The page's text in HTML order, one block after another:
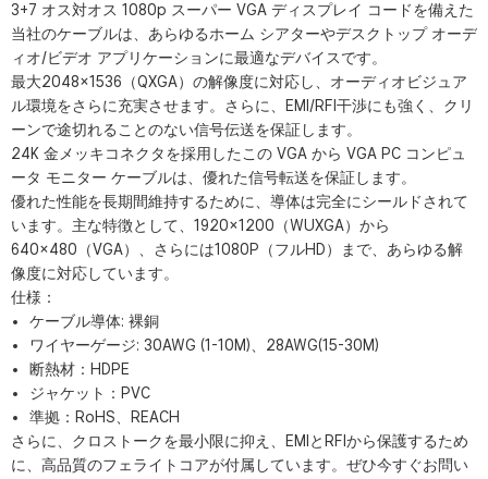
3+7 オス対オス 1080p スーパー VGA ディスプレイ コードを備えた
当社のケーブルは、あらゆるホーム シアターやデスクトップ オーデ
ィオ/ビデオ アプリケーションに最適なデバイスです。
最大2048×1536（QXGA）の解像度に対応し、オーディオビジュア
ル環境をさらに充実させます。さらに、EMI/RFI干渉にも強く、クリ
ーンで途切れることのない信号伝送を保証します。
24K 金メッキコネクタを採用したこの VGA から VGA PC コンピュ
ータ モニター ケーブルは、優れた信号転送を保証します。
優れた性能を長期間維持するために、導体は完全にシールドされて
います。主な特徴として、1920×1200（WUXGA）から
640×480（VGA）、さらには1080P（フルHD）まで、あらゆる解
像度に対応しています。
仕様：
ケーブル導体: 裸銅
ワイヤーゲージ: 30AWG (1-10M)、28AWG(15-30M)
断熱材：HDPE
ジャケット：PVC
準拠：RoHS、REACH
さらに、クロストークを最小限に抑え、EMIとRFIから保護するため
に、高品質のフェライトコアが付属しています。ぜひ今すぐお問い